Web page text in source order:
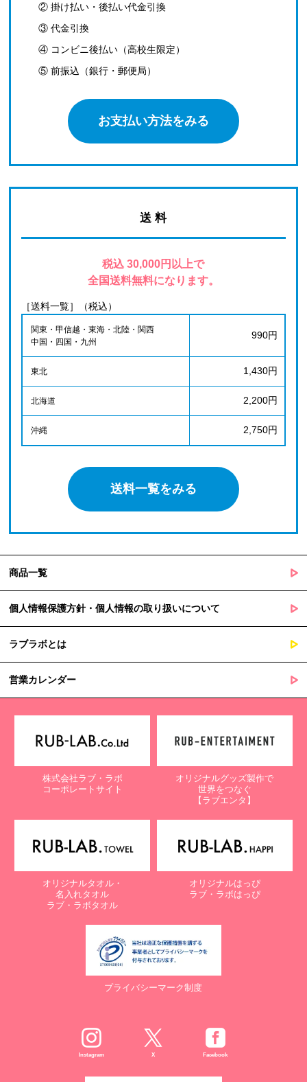
② 掛け払い・後払い代金引換
③ 代金引換
④ コンビニ後払い（高校生限定）
⑤ 前振込（銀行・郵便局）
お支払い方法をみる
送 料
税込 30,000円以上で
全国送料無料になります。
［送料一覧］（税込）
関東・甲信越・東海・北陸・関西
中国・四国・九州
990円
東北 1,430円
北海道 2,200円
沖縄 2,750円
送料一覧をみる
商品一覧
個人情報保護方針・個人情報の取り扱いについて
ラブラボとは
営業カレンダー
株式会社ラブ・ラボ
コーポレートサイト
オリジナルグッズ製作で
世界をつなぐ
【ラブエンタ】
オリジナルタオル・
名入れタオル
ラブ・ラボタオル
オリジナルはっぴ
ラブ・ラボはっぴ
プライバシーマーク制度
Instagram X Facebook